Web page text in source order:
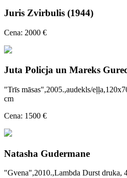
Juris Zvirbulis (1944)
Cena: 2000 €
Juta Policja un Mareks
"Trīs māsas",2005.,audekls/
cm
Cena: 1500 €
Natasha Gudermane
"Gvena",2010.,Lambda Durst druka,